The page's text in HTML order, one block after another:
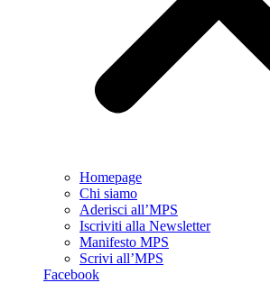
Homepage
Chi siamo
Aderisci all’MPS
Iscriviti alla Newsletter
Manifesto MPS
Scrivi all’MPS
Facebook